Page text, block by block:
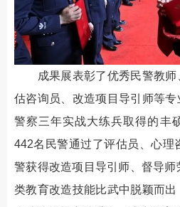
成果展表彰了优秀民警教师
估咨询员、改造项目导引师等
警察三年实战大练兵取得的丰
442名民警通过了评估员、心理
警获得改造项目导引师、督导
类教育改造技能比武中脱颖而